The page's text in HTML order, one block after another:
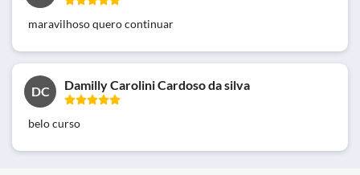
maravilhoso quero continuar
DC Damilly Carolini Cardoso da silva
belo curso